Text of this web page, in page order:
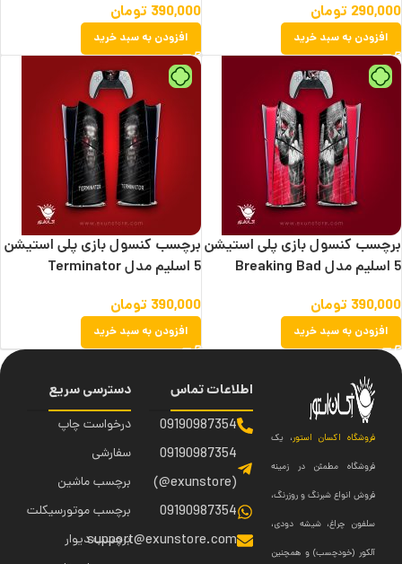
290,000 تومان
افزودن به سبد خرید
390,000 تومان
افزودن به سبد خرید
برچسب کنسول بازی پلی استیشن
5 اسلیم مدل Breaking Bad
390,000 تومان
افزودن به سبد خرید
برچسب کنسول بازی پلی استیشن
5 اسلیم مدل Terminator
390,000 تومان
افزودن به سبد خرید
فروشگاه اکسان استور، یک
فروشگاه مطمئن در زمینه
فروش انواع شبرنگ و روزرنگ،
سلفون چراغ، شیشه دودی،
آلکور (خودچسب) و همچنین
اطلاعات تماس
09190987354
09190987354
(exunstore@)
09190987354
support@exunstore.com
دسترسی سریع
درخواست چاپ
سفارشی
برچسب ماشین
برچسب موتورسیکلت
برچسب دیوار